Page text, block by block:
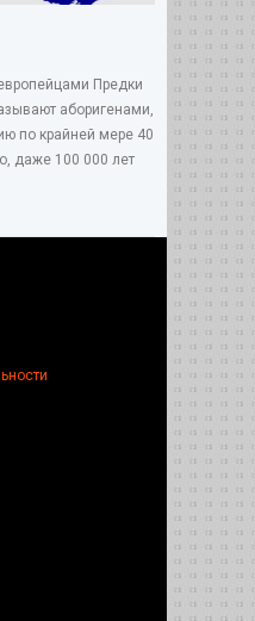
Предки
аборигенами,
по крайней мере 40
даже 100 000 лет